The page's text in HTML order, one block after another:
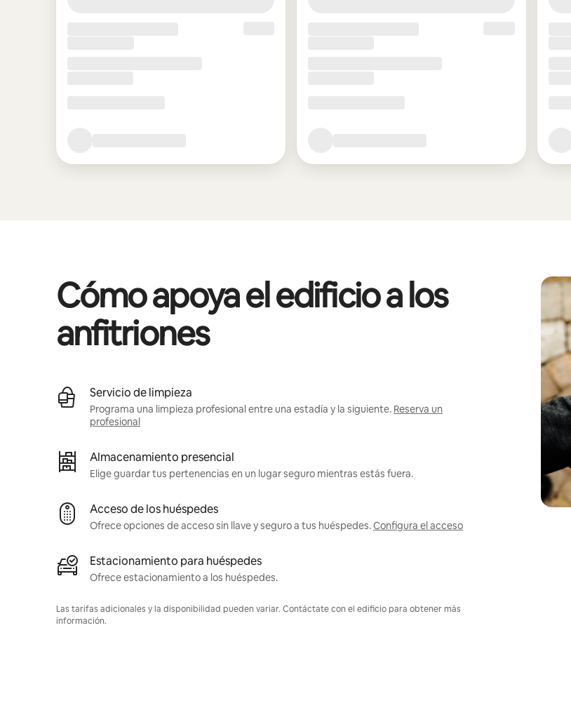
Cómo apoya el edificio a los
anfitriones
Servicio de limpieza
Programa una limpieza profesional entre una estadía y la siguiente. Reserva un
profesional
Almacenamiento presencial
Elige guardar tus pertenencias en un lugar seguro mientras estás fuera.
Acceso de los huéspedes
Ofrece opciones de acceso sin llave y seguro a tus huéspedes.Configura el acceso
Estacionamiento para huéspedes
Ofrece estacionamiento a los huéspedes.
Las tarifas adicionales y la disponibilidad pueden variar. Contáctate con el edificio para obtener más
información.